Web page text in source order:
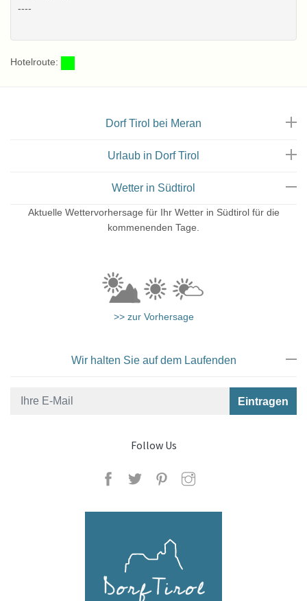
Balkon
----
Hotelroute:
Dorf Tirol bei Meran
Urlaub in Dorf Tirol
Wetter in Südtirol
Aktuelle Wettervorhersage für Ihr Wetter in Südtirol für die
kommenenden Tage.
>> zur Vorhersage
Wir halten Sie auf dem Laufenden
Follow Us